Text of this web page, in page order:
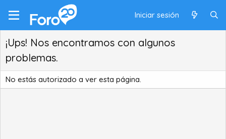
Iniciar sesión
¡Ups! Nos encontramos con algunos
problemas.
No estás autorizado a ver esta página.